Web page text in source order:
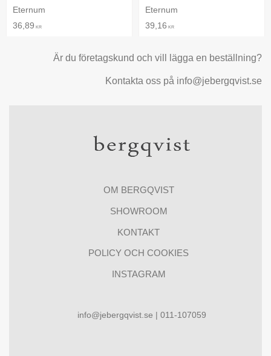
Eternum
36,89 KR
Eternum
39,16 KR
Är du företagskund och vill lägga en beställning?
Kontakta oss på info@jebergqvist.se
OM BERGQVIST
SHOWROOM
KONTAKT
POLICY OCH COOKIES
INSTAGRAM
info@jebergqvist.se | 011-107059